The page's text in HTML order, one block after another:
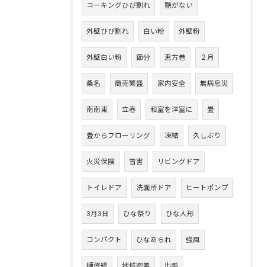
コーキングひび割れ 艶がない
外壁ひび割れ 白い粉 外壁粉
外壁白い粉 節分 恵方巻 ２月
桑名 商売繁盛 家内安全 無病息災
南南東 立春 和室を洋室に 畳
畳からフローリング 凍結 久しぶり
火災保険 雪害 リビングドア
トイレドア 洗面所ドア ヒートポンプ
3月3日 ひな祭り ひな人形
コンパクト ひなあられ 強風